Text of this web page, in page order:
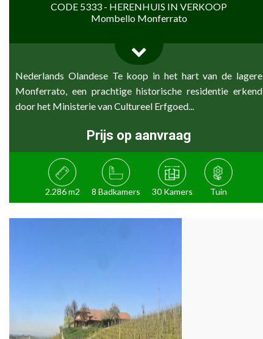
CODE 5333 - HERENHUIS IN VERKOOP
Mombello Monferrato
Nederlands Olandese Te koop in het hart van de lagere
Monferrato, een prachtige historische residentie erkend
door het Ministerie van Cultureel Erfgoed...
Prijs op aanvraag
2.286 m2 8 Badkamers 30 Kamers Tuin